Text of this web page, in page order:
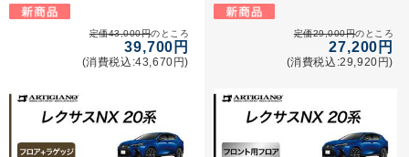
定価43,000円のところ
39,700円
(消費税込:43,670円)
定価29,000円のところ
27,200円
(消費税込:29,920円)